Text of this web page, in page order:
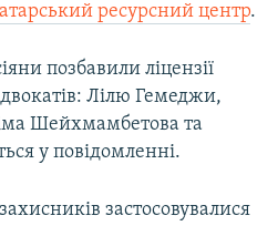
ресурсний центр.
позбавили ліцензії
Лілю Гемеджи,
Шейхмамбетова та
у повідомленні.
застосовувалися